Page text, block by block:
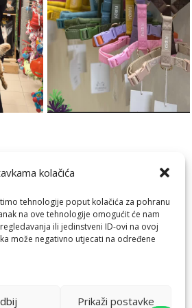
kolačića
tehnologije poput kolačića za pohranu
na ove tehnologije omogućit će nam
ili jedinstveni ID-ovi na ovoj
može negativno utjecati na određene
Prikaži postavke